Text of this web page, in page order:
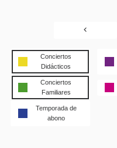
Conciertos
Didácticos
Conciertos
Familiares
Temporada de
abono